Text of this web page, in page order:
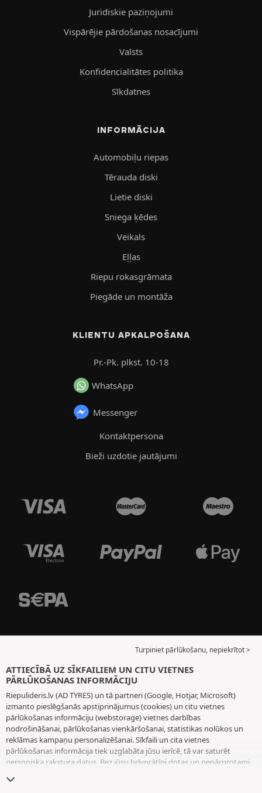
Juridiskie paziņojumi
Vispārējie pārdošanas nosacījumi
Valsts
Konfidencialitātes politika
Sīkdatnes
INFORMĀCIJA
Automobiļu riepas
Tērauda diski
Lietie diski
Sniega ķēdes
Veikals
Eļļas
Riepu rokasgrāmata
Piegāde un montāža
KLIENTU APKALPOŠANA
Pr.-Pk. plkst. 10-18
WhatsApp
Messenger
Kontaktpersona
Bieži uzdotie jautājumi
Turpiniet pārlūkošanu, nepiekrītot >
ATTIECĪBĀ UZ SĪKFAILIEM UN CITU VIETNES
PĀRLŪKOŠANAS INFORMĀCIJU
Riepulideris.lv (AD TYRES) un tā partneri (Google, Hotjar, Microsoft)
izmanto pieslēgšanās apstiprinājumus (cookies) un citu vietnes
pārlūkošanas informāciju (webstorage) vietnes darbības
nodrošināšanai, pārlūkošanas vienkāršošanai, statistikas nolūkos un
reklāmas kampaņu personalizēšanai. Sīkfaili un cita vietnes
pārlūkošanas informācija tiek uzglabāta jūsu ierīcē, tā var saturēt
personiska rakstura datus. Bez jūsu brīvprātīgi dotas un nepārprotami
pārlūkošanas informāciju, izņemot to, kas nepieciešama vietnes